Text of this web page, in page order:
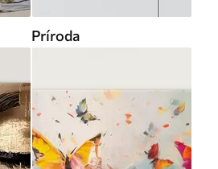
Príroda